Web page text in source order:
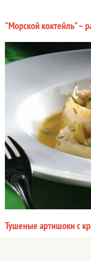
"Морской коктейль" –
Тушеные артишоки с